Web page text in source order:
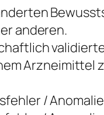
anderen.
/